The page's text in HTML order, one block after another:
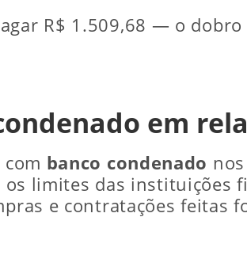
R$ 1.509,68 — o
em
banco condenado
os limites das instituições
e contratações feitas